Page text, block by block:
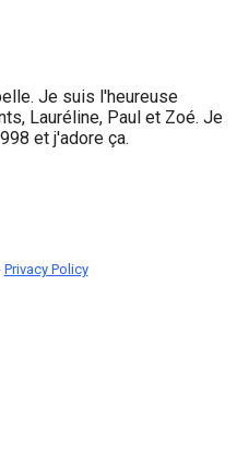
Je suis l'heureuse
Lauréline, Paul et Zoé. Je
et j'adore ça.
Privacy Policy